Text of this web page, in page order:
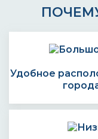
Удобное